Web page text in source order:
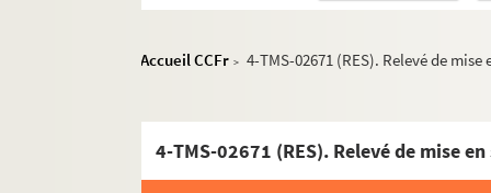
Accueil CCFr > 4-TMS-02671 (RES). Relevé de mise
4-TMS-02671 (RES). Relevé de mise en
Jean-Jacques Bernard. Les soeurs
Maurice Magre. Le soldat de plomb et la
Jehan Rictus. Les soliloques du pauvre :